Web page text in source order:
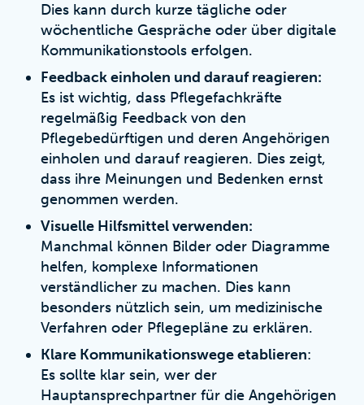
Dies kann durch kurze tägliche oder
wöchentliche Gespräche oder über digitale
Kommunikationstools erfolgen.
Feedback einholen und darauf reagieren:
Es ist wichtig, dass Pflegefachkräfte
regelmäßig Feedback von den
Pflegebedürftigen und deren Angehörigen
einholen und darauf reagieren. Dies zeigt,
dass ihre Meinungen und Bedenken ernst
genommen werden.
Visuelle Hilfsmittel verwenden:
Manchmal können Bilder oder Diagramme
helfen, komplexe Informationen
verständlicher zu machen. Dies kann
besonders nützlich sein, um medizinische
Verfahren oder Pflegepläne zu erklären.
Klare Kommunikationswege etablieren:
Es sollte klar sein, wer der
Hauptansprechpartner für die Angehörigen